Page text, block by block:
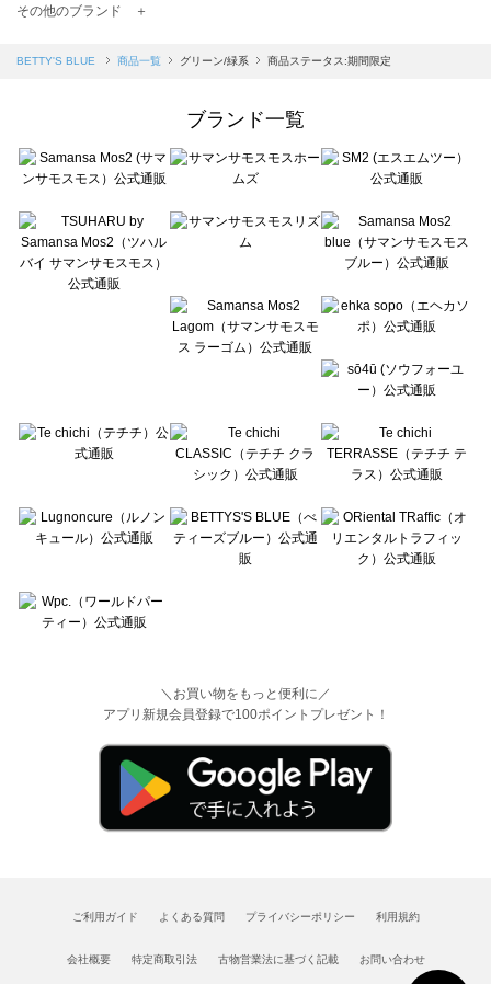
TSUHARU by Samansa Mos2（ツハルバイサマンサモスモス）の一覧
Samansa Mos2 blue（サマンサモスモス ブルー）の一覧
Te chichi（テチチ）の一覧
Te chichi CLASSIC（テチチ クラシック）の一覧
Lugnoncure（ルノンキュール）の一覧
BETTY'S BLUE（べティーズブルー）の一覧
Wpc.（ワールドパーティー）の一覧
その他のブランド ＋
BETTY'S BLUE 商品一覧 グリーン/緑系 商品ステータス:期間限定
ブランド一覧
＼お買い物をもっと便利に／
アプリ新規会員登録で100ポイントプレゼント！
ご利用ガイド よくある質問 プライバシーポリシー 利用規約
会社概要 特定商取引法 古物営業法に基づく記載 お問い合わせ